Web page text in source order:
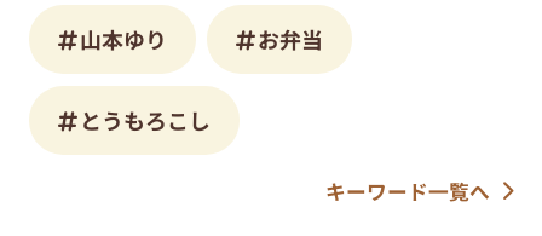
山本ゆり お弁当
とうもろこし
キーワード一覧へ